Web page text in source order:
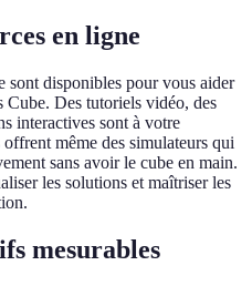
en ligne
sont disponibles pour vous aider
Cube. Des tutoriels vidéo, des
interactives sont à votre
même des simulateurs qui
sans avoir le cube en main.
les solutions et maîtriser les
mesurables